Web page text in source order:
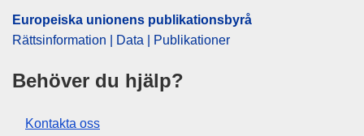
Europeiska unionens publikationsbyrå
Rättsinformation | Data | Publikationer
Behöver du hjälp?
Kontakta oss